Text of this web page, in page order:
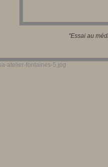
"Essai au